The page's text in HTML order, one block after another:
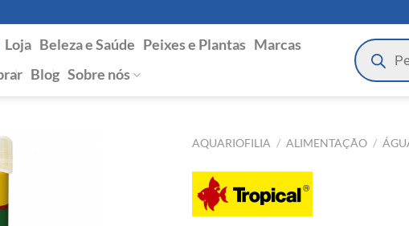
Loja Beleza e Saúde Peixes e Plantas Marcas
Blog Sobre nós
Products
search
AQUARIOFILIA / ALIMENTAÇÃO /